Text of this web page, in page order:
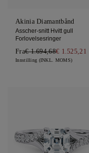
Akinia Diamantbånd
Asscher-snitt Hvitt gull
Forlovelsesringer
Fra€ 1.694,68€ 1.525,21
Innstilling (INKL. MOMS)